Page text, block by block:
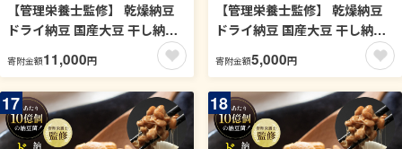
【管理栄養士監修】 乾燥納豆
ドライ納豆 国産大豆 干し納豆
納豆 【低温製法で納豆菌が生
きている】 (100g×3パック, 醤
油) 96-I
寄附金額11,000円
【管理栄養士監修】 乾燥納豆
ドライ納豆 国産大豆 干し納豆
納豆 【低温製法で納豆菌が生
きている】 (100g, うすしお)
96-H
寄附金額5,000円
17 18